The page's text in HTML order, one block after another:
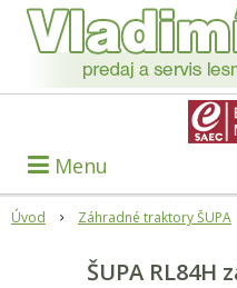
Menu
Úvod Záhradné traktory ŠUPA
ŠUPA